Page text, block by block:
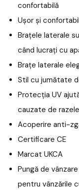
confortabilă
Ușor și confortabil
Brațele laterale
când lucrați cu
Brațe laterale
Stil cu jumătate
Protecția UV
cauzate de
Acoperire anti-
Certificare CE
Marcat UKCA
Pungă de
pentru vânzările